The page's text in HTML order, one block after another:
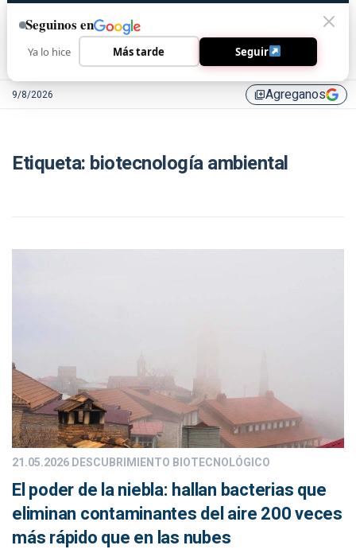
9/8/2026 library_addAgreganos
Etiqueta: biotecnología ambiental
21.05.2026DESCUBRIMIENTO BIOTECNOLÓGICO
El poder de la niebla: hallan bacterias que
eliminan contaminantes del aire 200 veces
más rápido que en las nubes
Seguinos en
Ya lo hice Más tarde Seguir